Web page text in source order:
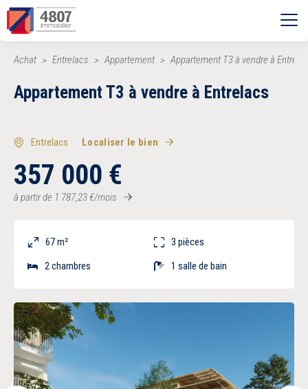
Vente
Estimer
Nos agences
Recrutement
Accès extranet
Ouvrir le menu
Achat Entrelacs Appartement Appartement T3 à vendre à
Appartement T3 à vendre à Entrelacs
Entrelacs Localiser le bien
357 000 €
à partir de 1 787,23€/mois
67 m²
3 pièces
2 chambres
1 salle de bain